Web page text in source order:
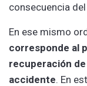
consecuencia
En ese mismo
corresponde al
recuperación
accidente. En